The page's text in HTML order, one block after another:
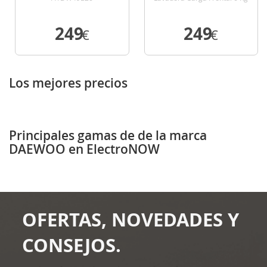
249
€ 249
€
Los mejores precios
Principales gamas de de la marca
DAEWOO en ElectroNOW
OFERTAS, NOVEDADES Y
CONSEJOS.